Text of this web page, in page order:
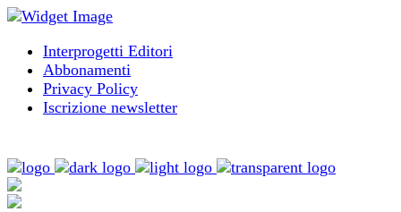
Interprogetti Editori
Abbonamenti
Privacy Policy
Iscrizione newsletter